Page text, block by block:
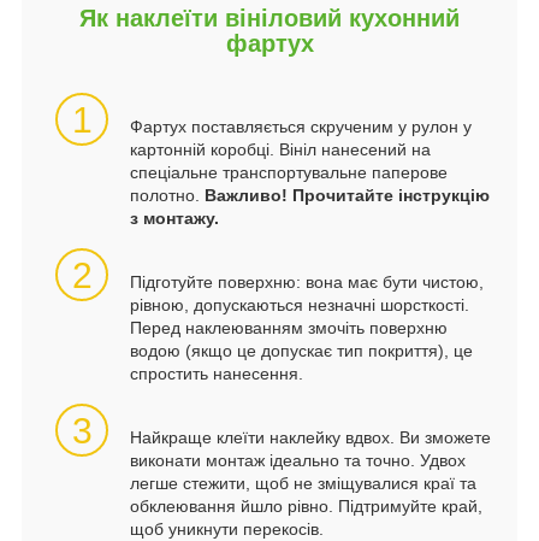
Як наклеїти вініловий кухонний
фартух
1
Фартух поставляється скрученим у рулон у
картонній коробці. Вініл нанесений на
спеціальне транспортувальне паперове
полотно. Важливо! Прочитайте інструкцію
з монтажу.
2
Підготуйте поверхню: вона має бути чистою,
рівною, допускаються незначні шорсткості.
Перед наклеюванням змочіть поверхню
водою (якщо це допускає тип покриття), це
спростить нанесення.
3
Найкраще клеїти наклейку вдвох. Ви зможете
виконати монтаж ідеально та точно. Удвох
легше стежити, щоб не зміщувалися краї та
обклеювання йшло рівно. Підтримуйте край,
щоб уникнути перекосів.